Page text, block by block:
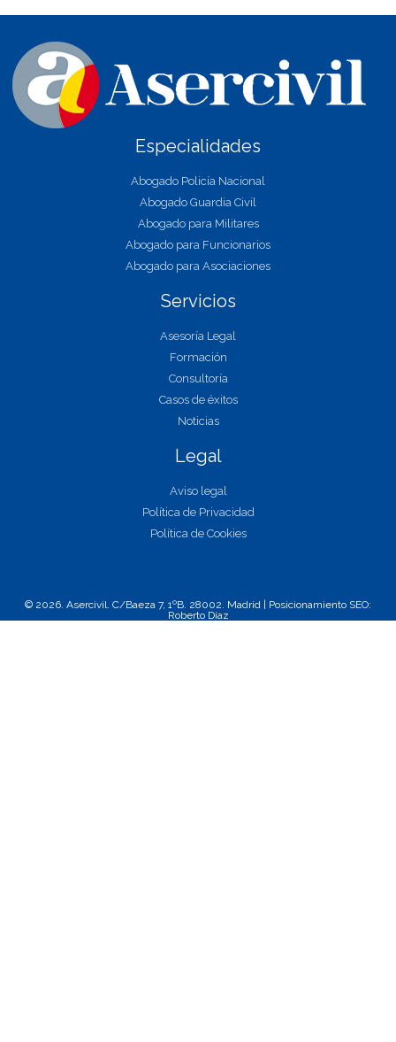
Especialidades
Abogado Policía Nacional
Abogado Guardia Civil
Abogado para Militares
Abogado para Funcionarios
Abogado para Asociaciones
Servicios
Asesoría Legal
Formación
Consultoría
Casos de éxitos
Noticias
Legal
Aviso legal
Política de Privacidad
Política de Cookies
© 2026. Asercivil. C/Baeza 7, 1ºB. 28002. Madrid | Posicionamiento SEO:
Roberto Díaz